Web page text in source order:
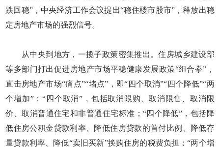
跌回稳”，中央经济工作会议提出“稳住楼市股市”，释放出稳
定房地产市场的强烈信号。
从中央到地方，一揽子政策密集推出。住房城乡建设部
等多部门打出促进房地产市场平稳健康发展政策“组合拳”，
直击房地产市场“痛点”“堵点”，即“四个取消”“四个降低”“两
个增加”：“四个取消”，包括取消限购、取消限售、取消限
价、取消普通住宅和非普通住宅标准；“四个降低”，包括降
低住房公积金贷款利率、降低住房贷款的首付比例、降低存
量贷款利率、降低“卖旧买新”换购住房的税费负担；“两个增